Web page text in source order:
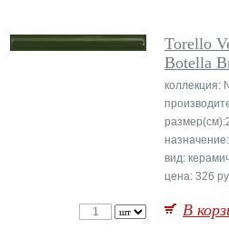
Torello
Botella
коллекция:
вид:
цена: 326
В